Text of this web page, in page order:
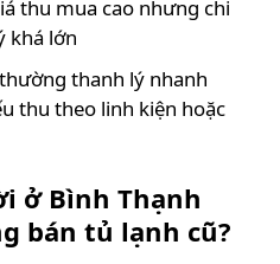
thu mua cao nhưng chi
khá lớn
thanh lý nhanh
thu theo linh kiện hoặc
ở Bình Thạnh
bán tủ lạnh cũ?